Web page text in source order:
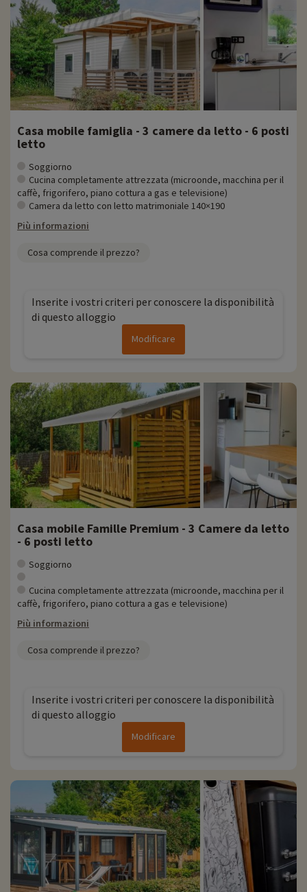
Casa mobile famiglia - 3 camere da letto - 6 posti
letto
Soggiorno
Cucina completamente attrezzata (microonde, macchina per il
caffè, frigorifero, piano cottura a gas e televisione)
Camera da letto con letto matrimoniale 140×190
Più informazioni
Cosa comprende il prezzo?
Inserite i vostri criteri per conoscere la disponibilità
di questo alloggio
Modificare
Casa mobile Famille Premium - 3 Camere da letto
- 6 posti letto
Soggiorno
Cucina completamente attrezzata (microonde, macchina per il
caffè, frigorifero, piano cottura a gas e televisione)
Più informazioni
Cosa comprende il prezzo?
Inserite i vostri criteri per conoscere la disponibilità
di questo alloggio
Modificare